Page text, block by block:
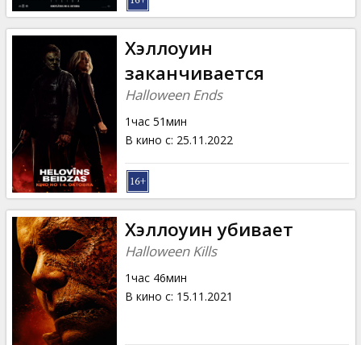
Клуб
Хэллоуин
заканчивается
Halloween Ends
1час 51мин
В кино с: 25.11.2022
Хэллоуин убивает
Halloween Kills
1час 46мин
В кино с: 15.11.2021